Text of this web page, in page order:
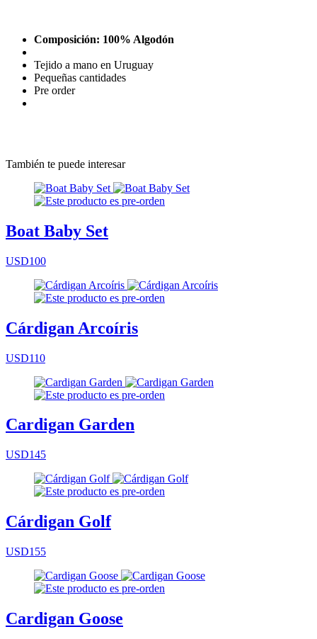
Composición: 100% Algodón
Tejido a mano en Uruguay
Pequeñas cantidades
Pre order
También te puede interesar
Boat Baby Set
USD100
Cárdigan Arcoíris
USD110
Cardigan Garden
USD145
Cárdigan Golf
USD155
Cardigan Goose